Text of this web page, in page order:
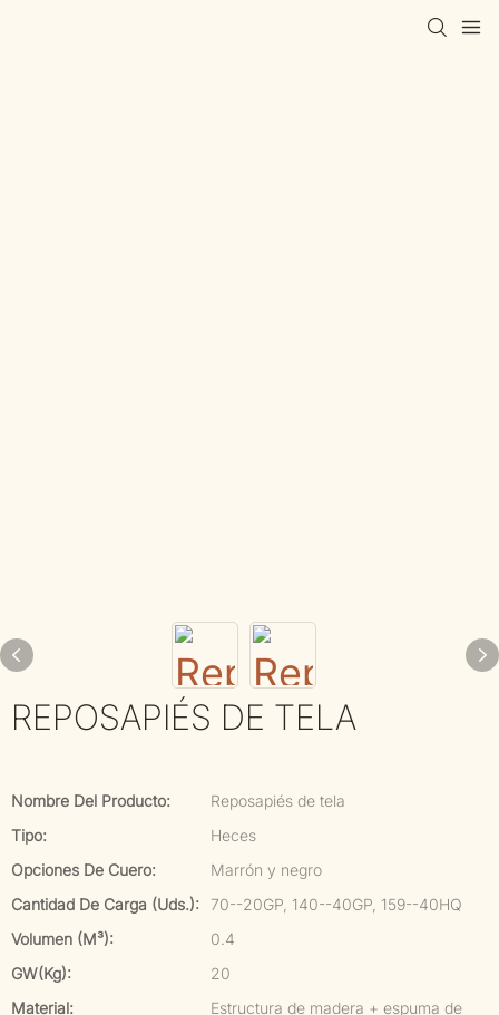
REPOSAPIÉS DE TELA
Nombre Del Producto:
Reposapiés de tela
Tipo:
Heces
Opciones De Cuero:
Marrón y negro
Cantidad De Carga (uds.):
70--20GP, 140--40GP, 159--40HQ
Volumen (m³):
0.4
GW(kg):
20
Material:
Estructura de madera + espuma de